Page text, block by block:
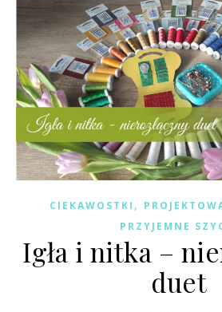
CIEKAWOSTKI ,
PRZYJEMNE
Igła i nitka –
duet